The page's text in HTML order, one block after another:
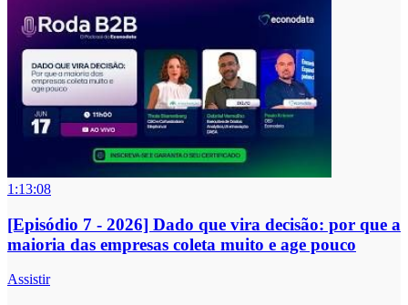
1:13:08
[Episódio 7 - 2026] Dado que vira decisão: por que a
maioria das empresas coleta muito e age pouco
Assistir